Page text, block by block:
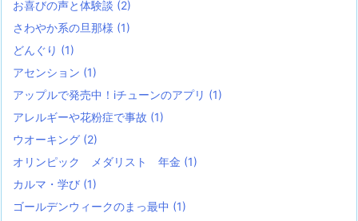
お喜びの声と体験談 (2)
さわやか系の旦那様 (1)
どんぐり (1)
アセンション (1)
アップルで発売中！iチューンのアプリ (1)
アレルギーや花粉症で事故 (1)
ウオーキング (2)
オリンピック メダリスト 年金 (1)
カルマ・学び (1)
ゴールデンウィークのまっ最中 (1)